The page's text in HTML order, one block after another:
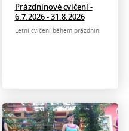
Prázdninové cvičení -
6.7.2026 - 31.8.2026
Letní cvičení během prázdnin.